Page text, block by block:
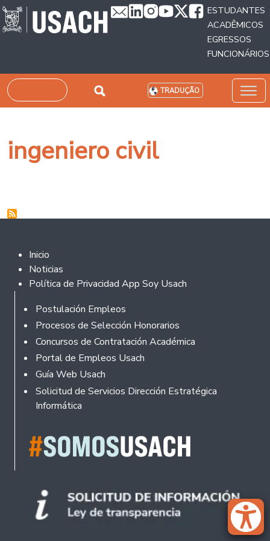
Passar para o conteúdo principal
ESTUDANTES
ACADÊMICOS
EGRESSOS
FUNCIONÁRIOS
Pesquisar TRADUÇÃO
ingeniero civil
Footer 2
Inicio
Noticias
Política de Privacidad App Soy Usach
Rodapé
Postulación Empleos
Procesos de Selección Honorarios
Concursos de Contratación Académica
Portal de Empleos Usach
Guía Web Usach
Solicitud de Servicios Dirección Estratégica
Informática